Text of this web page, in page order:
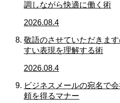
調しながら快適に働く術
2026.08.4
敬語のさせていただきま
すい表現を理解する術
2026.08.4
ビジネスメールの宛名で
頼を得るマナー